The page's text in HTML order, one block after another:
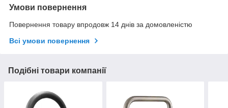
Умови повернення
Повернення товару впродовж 14 днів за домовленістю
Всі умови повернення
Подібні товари компанії